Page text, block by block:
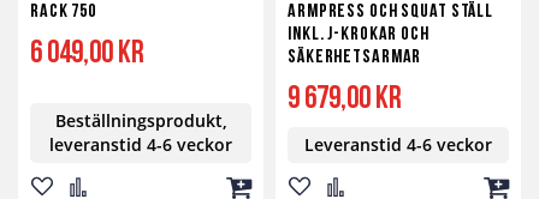
Rack 750
6 049,00 kr
Beställningsprodukt,
leveranstid 4-6 veckor
Armpress och Squat ställ
inkl. J-krokar och
säkerhetsarmar
9 679,00 kr
Leveranstid 4-6 veckor